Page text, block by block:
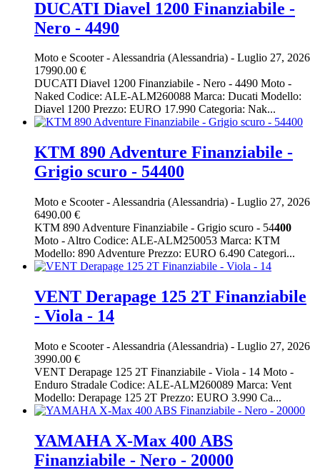
DUCATI Diavel 1200 Finanziabile -
Nero - 4490
Moto e Scooter-Alessandria (Alessandria) - Luglio 27, 2026
17990.00 €
DUCATI Diavel 1200 Finanziabile - Nero - 4490 Moto -
Naked Codice: ALE-ALM260088 Marca: Ducati Modello:
Diavel 1200 Prezzo: EURO 17.990 Categoria: Nak...
KTM 890 Adventure Finanziabile -
Grigio scuro - 54400
Moto e Scooter- Alessandria (Alessandria) - Luglio 27, 2026
6490.00 €
KTM 890 Adventure Finanziabile - Grigio scuro - 54400
Moto - Altro Codice: ALE-ALM250053 Marca: KTM
Modello: 890 Adventure Prezzo: EURO 6.490 Categori...
VENT Derapage 125 2T Finanziabile
- Viola - 14
Moto e Scooter- Alessandria (Alessandria) - Luglio 27, 2026
3990.00 €
VENT Derapage 125 2T Finanziabile - Viola - 14 Moto -
Enduro Stradale Codice: ALE-ALM260089 Marca: Vent
Modello: Derapage 125 2T Prezzo: EURO 3.990 Ca...
YAMAHA X-Max 400 ABS
Finanziabile - Nero - 20000